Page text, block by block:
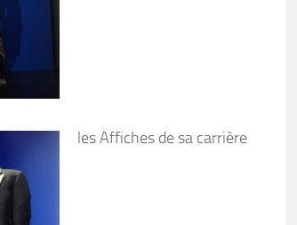
les Affiches de sa carrière